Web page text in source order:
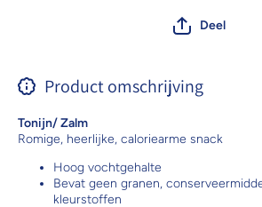
Deel
Product omschrijving
Tonijn/ Zalm
Romige, heerlijke, caloriearme snack
Hoog vochtgehalte
Bevat geen granen,
kleurstoffen